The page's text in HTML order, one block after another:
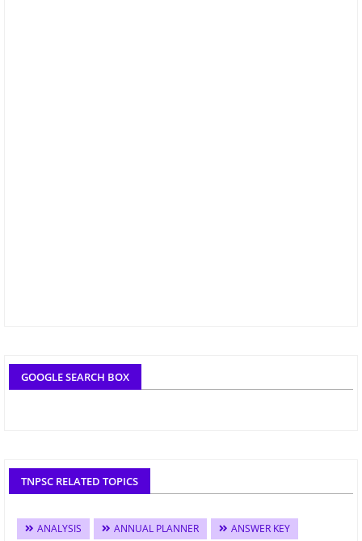
GOOGLE SEARCH BOX
TNPSC RELATED TOPICS
ANALYSIS ANNUAL PLANNER
ANSWER KEY